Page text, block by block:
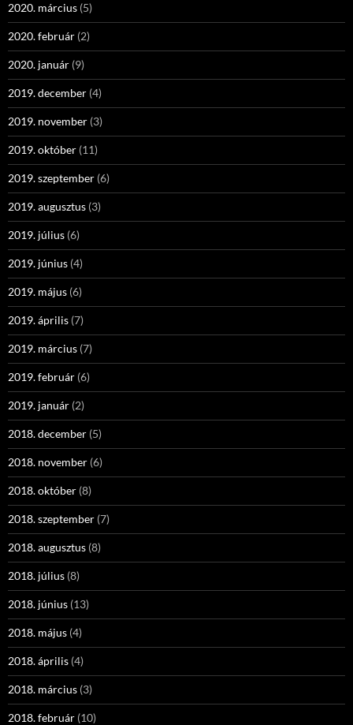
2020. március (5)
2020. február (2)
2020. január (9)
2019. december (4)
2019. november (3)
2019. október (11)
2019. szeptember (6)
2019. augusztus (3)
2019. július (6)
2019. június (4)
2019. május (6)
2019. április (7)
2019. március (7)
2019. február (6)
2019. január (2)
2018. december (5)
2018. november (6)
2018. október (8)
2018. szeptember (7)
2018. augusztus (8)
2018. július (8)
2018. június (13)
2018. május (4)
2018. április (4)
2018. március (3)
2018. február (10)